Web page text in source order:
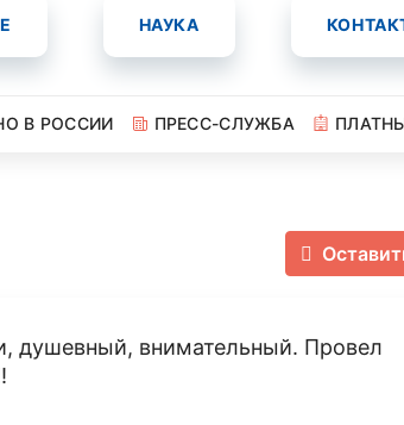
НАУКА
В РОССИИ ПРЕСС-СЛУЖБА
душевный, внимательный. Провел